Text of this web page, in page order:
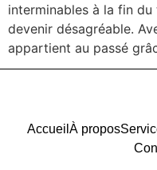
interminables à la fin
devenir désagréable.
appartient au passé
Accueil À propos